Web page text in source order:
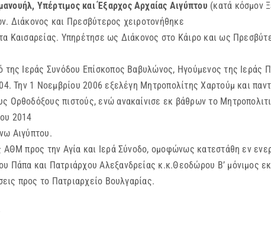
Υπέρτιμος και Έξαρχος Αρχαίας Αιγύπτου (κατά κόσμον
Διάκονος και Πρεσβύτερος χειροτονήθηκε
Καισαρείας. Υπηρέτησε ως Διάκονος στο Κάιρο και ως
Ιεράς Συνόδου Επίσκοπος Βαβυλώνος, Ηγούμενος της Ιεράς
Την 1 Νοεμβρίου 2006 εξελέγη Μητροπολίτης Χαρτούμ και
Ορθοδόξους πιστούς, ενώ ανακαίνισε εκ βάθρων το
2014
Αιγύπτου.
προς την Αγία και Ιερά Σύνοδο, ομοφώνως κατεστάθη εν
Πάπα και Πατριάρχου Αλεξανδρείας κ.κ.Θεοδώρου Β’ μόνιμος
προς το Πατριαρχείο Βουλγαρίας.